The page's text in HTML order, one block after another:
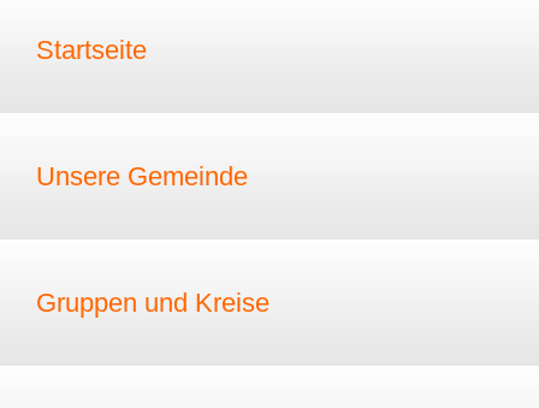
Startseite
Unsere Gemeinde
Gruppen und Kreise